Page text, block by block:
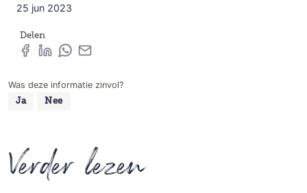
25 jun 2023
Delen
Was deze informatie zinvol?
Ja Nee
Verder lezen